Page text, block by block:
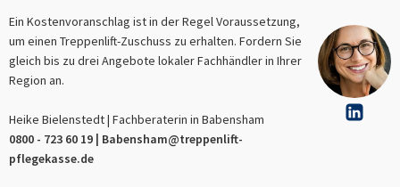
Ein Kostenvoranschlag ist in der Regel Voraussetzung,
um einen Treppenlift-Zuschuss zu erhalten. Fordern Sie
gleich bis zu drei Angebote lokaler Fachhändler in Ihrer
Region an.
Heike Bielenstedt | Fachberaterin in Babensham
0800 - 723 60 19 | Babensham@treppenlift-
pflegekasse.de